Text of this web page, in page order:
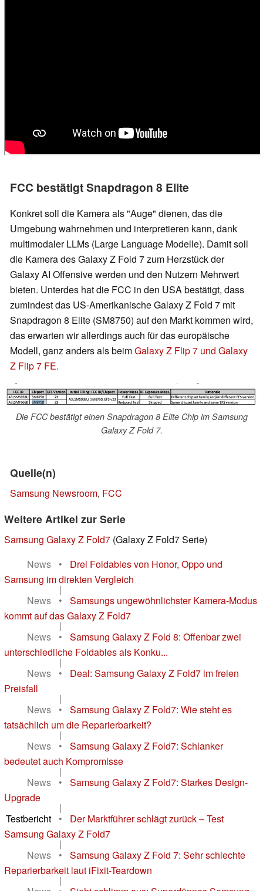
FCC bestätigt Snapdragon 8 Elite
Konkret soll die Kamera als "Auge" dienen, das die
Umgebung wahrnehmen und interpretieren kann, dank
multimodaler LLMs (Large Language Modelle). Damit soll
die Kamera des Galaxy Z Fold 7 zum Herzstück der
Galaxy AI Offensive werden und den Nutzern Mehrwert
bieten. Unterdes hat die FCC in den USA bestätigt, dass
zumindest das US-Amerikanische Galaxy Z Fold 7 mit
Snapdragon 8 Elite (SM8750) auf den Markt kommen wird,
das erwarten wir allerdings auch für das europäische
Modell, ganz anders als beimGalaxy Z Flip 7 und Galaxy
Z Flip 7 FE.
Die FCC bestätigt einen Snapdragon 8 Elite Chip im Samsung
Galaxy Z Fold 7.
Quelle(n)
Samsung Newsroom, FCC
Weitere Artikel zur Serie
Samsung Galaxy Z Fold7 (Galaxy Z Fold7 Serie)
News
•
Drei Foldables von Honor, Oppo und
Samsung im direkten Vergleich
|
News
•
Samsungs ungewöhnlichster Kamera-Modus
kommt auf das Galaxy Z Fold7
|
News
•
Samsung Galaxy Z Fold 8: Offenbar zwei
unterschiedliche Foldables als Konku...
|
News
•
Deal: Samsung Galaxy Z Fold7 im freien
Preisfall
|
News
•
Samsung Galaxy Z Fold7: Wie steht es
tatsächlich um die Reparierbarkeit?
|
News
•
Samsung Galaxy Z Fold7: Schlanker
bedeutet auch Kompromisse
|
News
•
Samsung Galaxy Z Fold7: Starkes Design-
Upgrade
|
Testbericht
•
Der Marktführer schlägt zurück – Test
Samsung Galaxy Z Fold7
|
News
•
Samsung Galaxy Z Fold 7: Sehr schlechte
Reparierbarkeit laut iFixit-Teardown
|